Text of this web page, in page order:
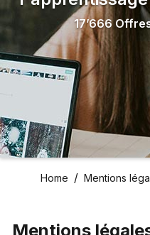
17’666
Home Mentions
Mentions